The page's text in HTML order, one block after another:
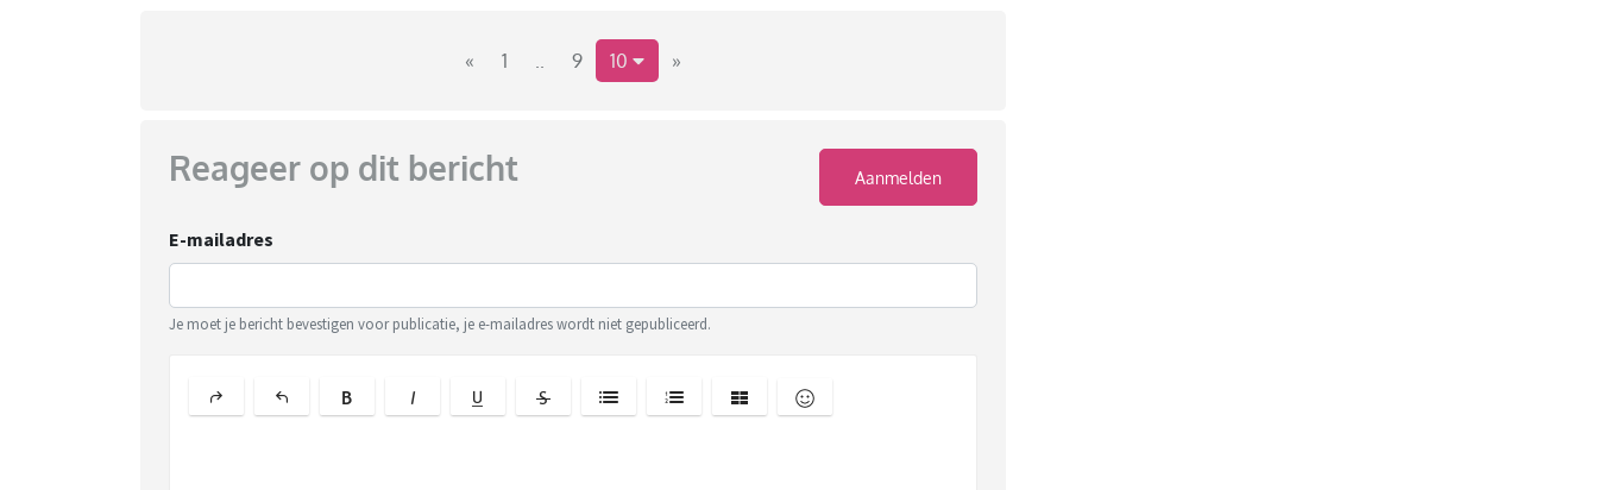
« 1 9 10 »
Reageer op dit bericht Aanmelden
E-mailadres
Je moet je bericht bevestigen voor publicatie, je e-mailadres wordt niet gepubliceerd.